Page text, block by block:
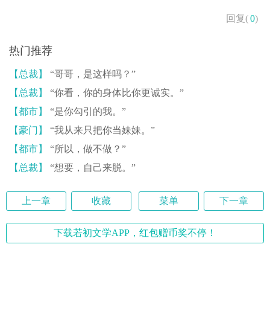
回复(0)
热门推荐
【总裁】
“哥哥，是这样吗？”
【总裁】
“你看，你的身体比你更诚实。”
【都市】
“是你勾引的我。”
【豪门】
“我从来只把你当妹妹。”
【都市】
“所以，做不做？”
【总裁】
“想要，自己来脱。”
上一章 收藏 菜单 下一章
下载若初文学APP，红包赠币奖不停！